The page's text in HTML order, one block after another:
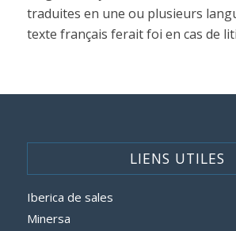
traduites en une ou plusieurs
texte français ferait foi en cas de
LIENS UTILES
Iberica de sales
Minersa